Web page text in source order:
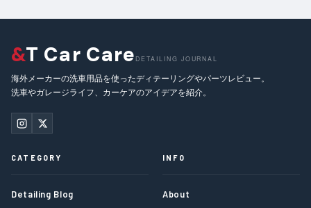
&T Car CareDETAILING JOURNAL
海外メーカーの洗車用品を使ったディテーリングやパーツレビュー。
洗車やガレージライフ、カーケアのアイデアを紹介。
CATEGORY
Detailing Blog
INFO
About